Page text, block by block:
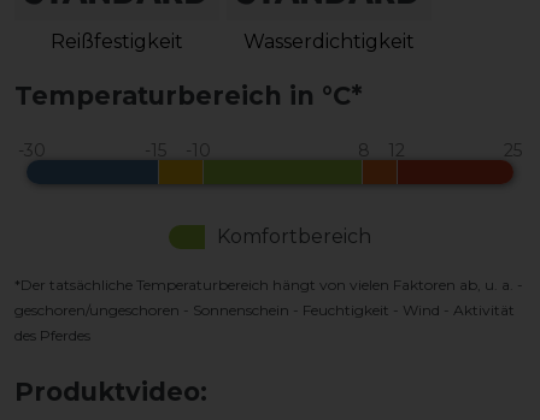
Reißfestigkeit Wasserdichtigkeit
Temperaturbereich in °C*
Komfortbereich
*Der tatsächliche Temperaturbereich hängt von vielen Faktoren ab, u. a. -
geschoren/ungeschoren - Sonnenschein - Feuchtigkeit - Wind - Aktivität
des Pferdes
Produktvideo: